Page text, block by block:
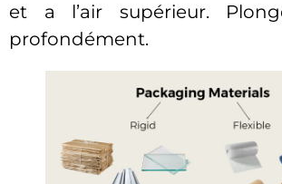
et a l’air supérieur.
profondément.